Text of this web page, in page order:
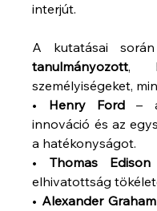
interjút.
A kutatásai
tanulmányozott,
személyiségeket,
• Henry Ford –
innováció és az
a hatékonyságot.
• Thomas Edison
elhivatottság
• Alexander